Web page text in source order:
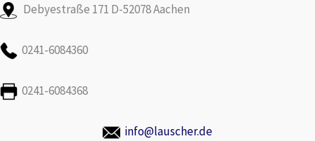
Debyestraße 171 D-52078 Aachen
0241-6084360
0241-6084368
info@lauscher.de